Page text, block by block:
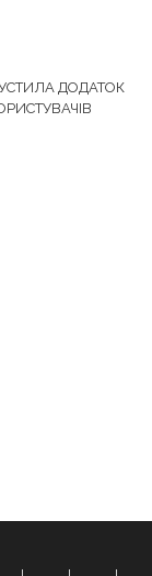
ДОДАТОК